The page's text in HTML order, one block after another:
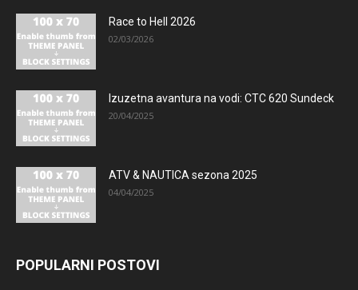
Race to Hell 2026
02/03/2026
Izuzetna avantura na vodi: CTC 620 Sundeck
20/04/2025
ATV & NAUTICA sezona 2025
04/04/2025
POPULARNI POSTOVI